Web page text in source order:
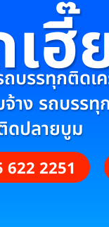
ฮี๊
บรรทุกติดเ
จ้าง รถบรรทุ
ดปลายบูม
622 2251